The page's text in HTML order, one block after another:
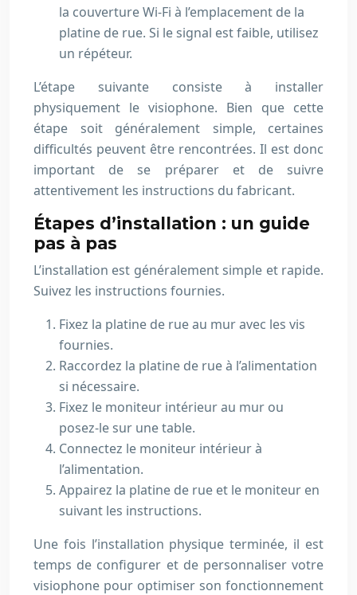
la couverture Wi-Fi à l’emplacement de la
platine de rue. Si le signal est faible, utilisez
un répéteur.
L’étape suivante consiste à installer
physiquement le visiophone. Bien que cette
étape soit généralement simple, certaines
difficultés peuvent être rencontrées. Il est donc
important de se préparer et de suivre
attentivement les instructions du fabricant.
Étapes d’installation : un guide
pas à pas
L’installation est généralement simple et rapide.
Suivez les instructions fournies.
Fixez la platine de rue au mur avec les vis
fournies.
Raccordez la platine de rue à l’alimentation
si nécessaire.
Fixez le moniteur intérieur au mur ou
posez-le sur une table.
Connectez le moniteur intérieur à
l’alimentation.
Appairez la platine de rue et le moniteur en
suivant les instructions.
Une fois l’installation physique terminée, il est
temps de configurer et de personnaliser votre
visiophone pour optimiser son fonctionnement